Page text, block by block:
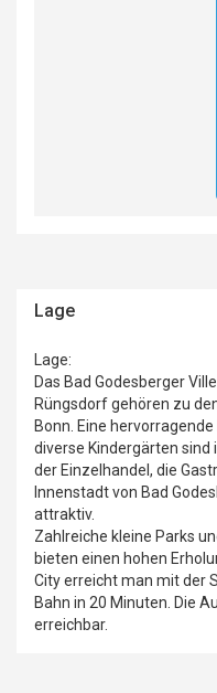
Lage
Lage:
Das Bad Godesberger
Rüngsdorf gehören zu
Bonn. Eine
diverse Kindergärten sind
der Einzelhandel, die
Innenstadt von Bad
attraktiv.
Zahlreiche kleine Parks
bieten einen hohen
City erreicht man mit der
Bahn in 20 Minuten. Die
erreichbar.